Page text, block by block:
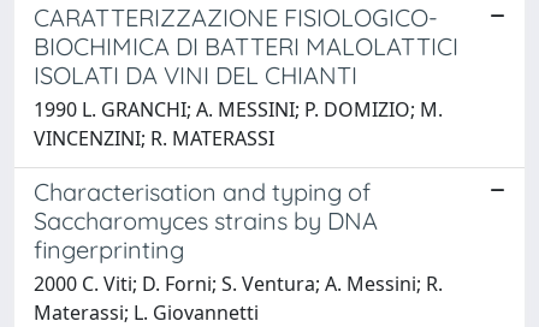
CARATTERIZZAZIONE FISIOLOGICO-
BIOCHIMICA DI BATTERI MALOLATTICI
ISOLATI DA VINI DEL CHIANTI
1990 L. GRANCHI; A. MESSINI; P. DOMIZIO; M.
VINCENZINI; R. MATERASSI
Characterisation and typing of
Saccharomyces strains by DNA
fingerprinting
2000 C. Viti; D. Forni; S. Ventura; A. Messini; R.
Materassi; L. Giovannetti